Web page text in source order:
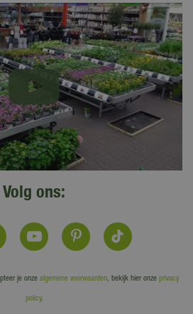
Volg ons:
je onze algemene voorwaarden, bekijk hier onze privacy
policy.